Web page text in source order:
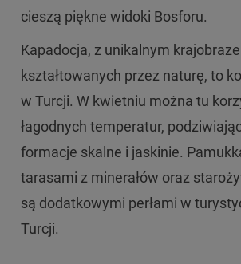
cieszą piękne widoki Bosforu.
Kapadocja, z unikalnym
kształtowanych przez naturę, to
w Turcji. W kwietniu można tu
łagodnych temperatur,
formacje skalne i jaskinie.
tarasami z minerałów oraz
są dodatkowymi perłami w
Turcji.